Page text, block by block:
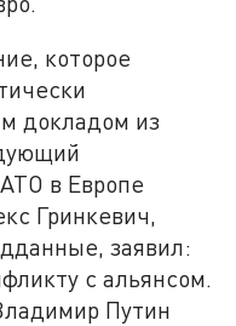
которое
докладом из
в Европе
Гринкевич,
заявил:
с альянсом.
Путин